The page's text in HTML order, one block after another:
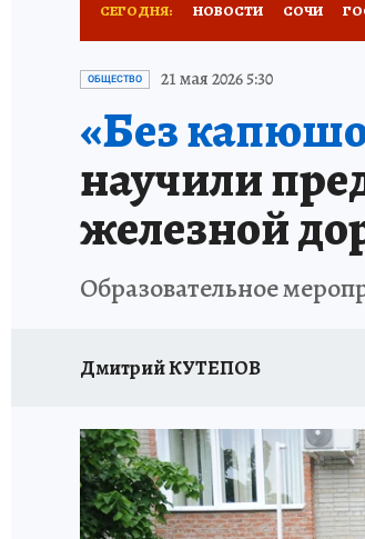
СЕГОДНЯ: НОВОСТИ СОЧИ
ОТДЫХ В РОССИИ
ОБЩЕСТВО 21 мая 2026 5:30
«Без
научили
железной
Образовательное
Дмитрий КУТЕПОВ